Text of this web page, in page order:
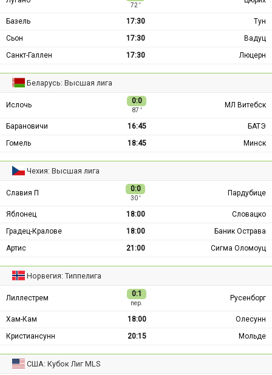
72 ′
Базель 17:30
Тун
Сьон
17:30
Вадуц
Санкт-Галлен
17:30 Люцерн
Беларусь: Высшая лига
Ислочь 0:0
87 ′
МЛ Витебск
Барановичи 16:45
БАТЭ
Гомель
18:45 Минск
Чехия: Высшая лига
Славия П 0:0
30 ′
Пардубице
Яблонец 18:00
Словацко
Градец-Кралове
18:00
Баник Острава
Артис
21:00 Сигма Оломоуц
Норвегия: Типпелига
Лиллестрем 0:1
пер.
Русенборг
Хам-Кам 18:00
Олесунн
Кристиансунн
20:15 Мольде
США: Кубок Лиг MLS